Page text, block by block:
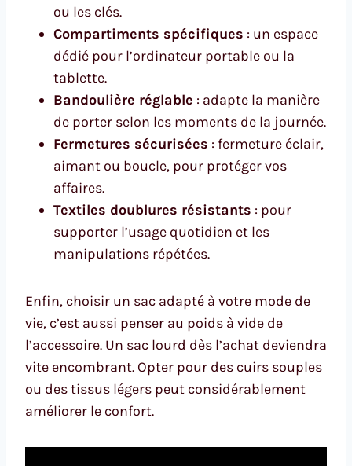
ou les clés.
Compartiments spécifiques : un espace
dédié pour l’ordinateur portable ou la
tablette.
Bandoulière réglable : adapte la manière
de porter selon les moments de la journée.
Fermetures sécurisées : fermeture éclair,
aimant ou boucle, pour protéger vos
affaires.
Textiles doublures résistants : pour
supporter l’usage quotidien et les
manipulations répétées.
Enfin, choisir un sac adapté à votre mode de
vie, c’est aussi penser au poids à vide de
l’accessoire. Un sac lourd dès l’achat deviendra
vite encombrant. Opter pour des cuirs souples
ou des tissus légers peut considérablement
améliorer le confort.